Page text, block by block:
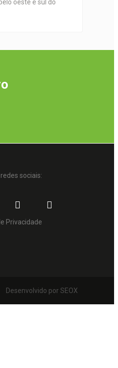
oeste e sul do
sociais:
Privacidade
Desenvolvido por SEOX